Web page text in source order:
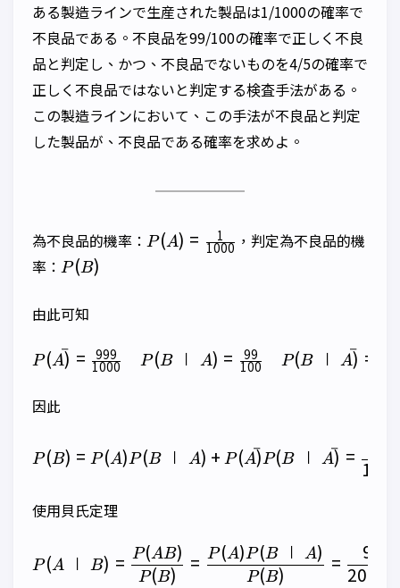
ある製造ラインで生産された製品は1/1000の確率で
不良品である。不良品を99/100の確率で正しく不良
品と判定し、かつ、不良品でないものを4/5の確率で
正しく不良品ではないと判定する検査手法がある。
この製造ラインにおいて、この手法が不良品と判定
した製品が、不良品である確率を求めよ。
為不良品的機率： P(A)=\frac{1}
{1000}
P(A) = 1000
1
，判定為不良品的機
率： P(B)
P(B)
由此可知
\begin{matrix}
P (A
ˉ
) = 1000
999 P (B ∣ A) = 100
99 P(B ∣ A
ˉ
) =
因此
P(B)=P(A)P(B\mid
P(B) = P (A)P(B ∣ A) + P(Aˉ
)P(B ∣ A
ˉ
) =
使用貝氏定理
P(A\mid
P(A ∣ B) =
P(B)
P(A B) =
P(B)
P(A) P(B ∣ A) = 20079
99